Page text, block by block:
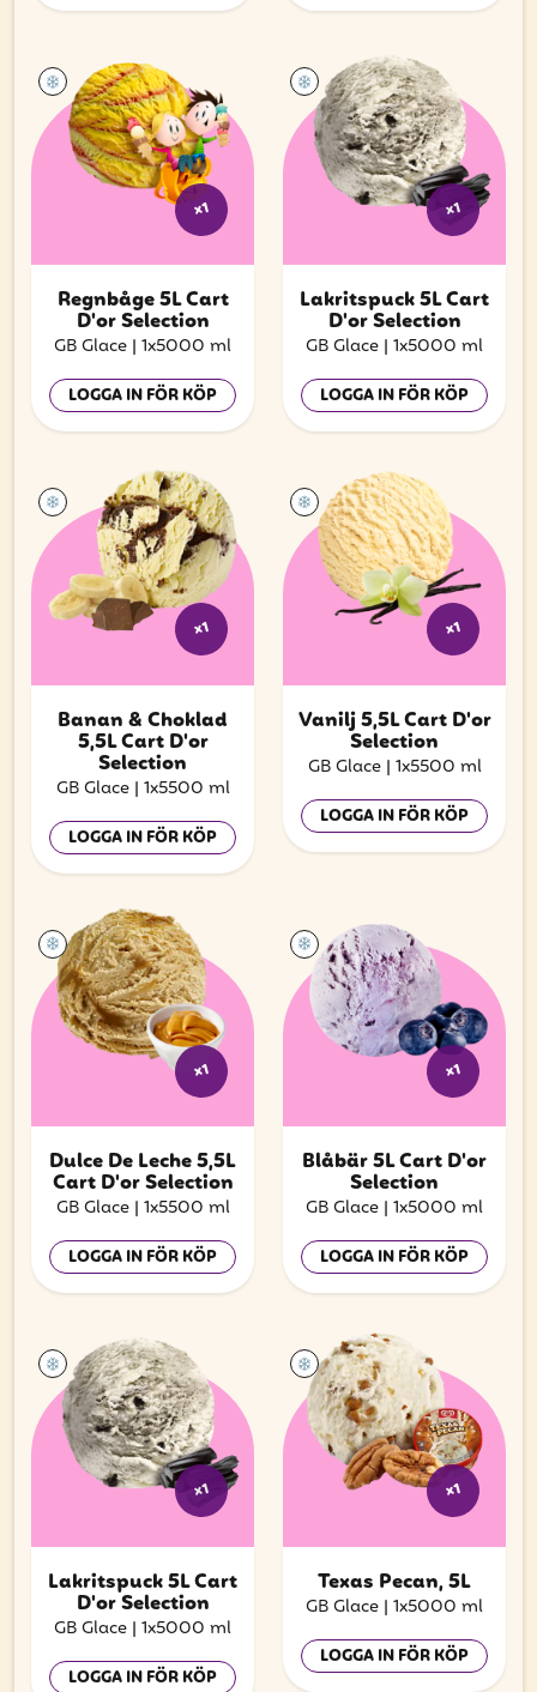
x1
Regnbåge 5L Cart
D'or Selection
GB Glace | 1x5000 ml
LOGGA IN FÖR KÖP
x1
Lakritspuck 5L Cart
D'or Selection
GB Glace | 1x5000 ml
LOGGA IN FÖR KÖP
x1
Banan & Choklad
5,5L Cart D'or
Selection
GB Glace | 1x5500 ml
LOGGA IN FÖR KÖP
x1
Vanilj 5,5L Cart D'or
Selection
GB Glace | 1x5500 ml
LOGGA IN FÖR KÖP
x1
Dulce De Leche 5,5L
Cart D'or Selection
GB Glace | 1x5500 ml
LOGGA IN FÖR KÖP
x1
Blåbär 5L Cart D'or
Selection
GB Glace | 1x5000 ml
LOGGA IN FÖR KÖP
x1
Lakritspuck 5L Cart
D'or Selection
GB Glace | 1x5000 ml
LOGGA IN FÖR KÖP
x1
Texas Pecan, 5L
GB Glace | 1x5000 ml
LOGGA IN FÖR KÖP